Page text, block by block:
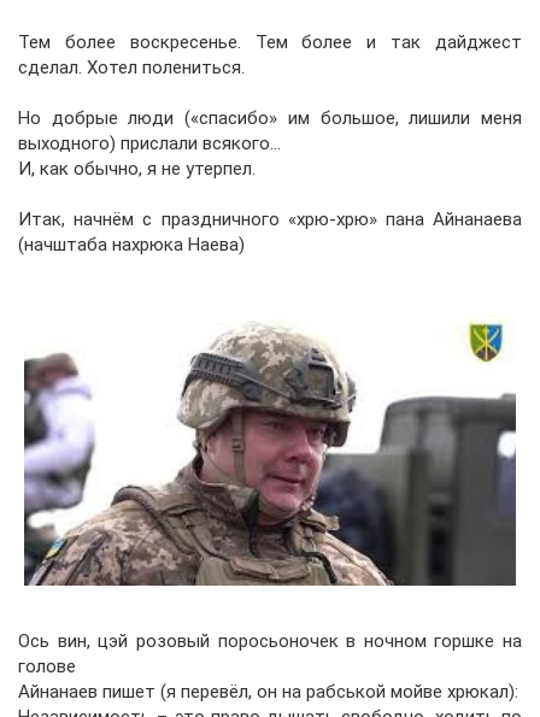
Тем более воскресенье. Тем более и так дайджест
сделал. Хотел полениться.
Но добрые люди («спасибо» им большое, лишили меня
выходного) прислали всякого…
И, как обычно, я не утерпел.
Итак, начнём с праздничного «хрю-хрю» пана Айнанаева
(начштаба нахрюка Наева)
Ось вин, цэй розовый поросьоночек в ночном горшке на
голове
Айнанаев пишет (я перевёл, он на рабськой мойве хрюкал):